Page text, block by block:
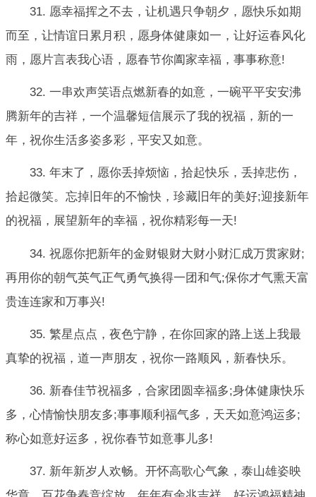
31. 愿幸福挥之不去，让机遇只争朝夕，愿快乐如期
而至，让情谊日累月积，愿身体健康如一，让好运春风化
雨，愿片言表我心语，愿春节你阖家幸福，事事称意!
32. 一串欢声笑语点燃新春的如意，一碗平平安安沸
腾新年的吉祥，一个温馨短信展示了我的祝福，新的一
年，祝你生活多姿多彩，平安又如意。
33. 年末了，愿你丢掉烦恼，拾起快乐，丢掉悲伤，
拾起微笑。忘掉旧年的不愉快，珍藏旧年的美好;迎接新年
的祝福，展望新年的幸福，祝你精彩每一天!
34. 祝愿你把新年的金财银财大财小财汇成万贯家财;
再用你的朝气英气正气勇气换得一团和气;保你才气熏天富
贵连连家和万事兴!
35. 繁星点点，夜色宁静，在你回家的路上送上我最
真挚的祝福，道一声朋友，祝你一路顺风，新春快乐。
36. 新春佳节祝福多，合家团圆幸福多;身体健康快乐
多，心情愉快朋友多;事事顺利福气多，天天如意鸿运多;
称心如意好运多，祝你春节如意事儿多!
37. 新年新岁人欢畅。开怀高歌心气象，泰山雄姿映